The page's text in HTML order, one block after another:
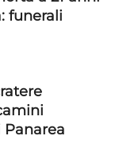
Sempre attivo
funerali